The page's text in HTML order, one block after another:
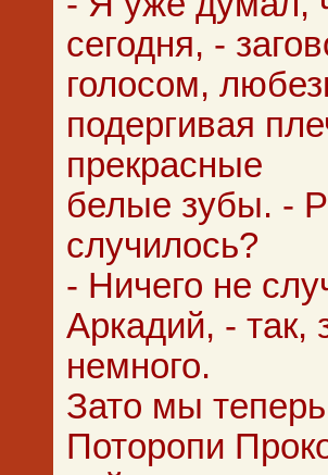
сегодня, -
голосом,
подергивая
прекрасные
белые зубы. -
случилось?
- Ничего не
Аркадий, - так,
немного.
Зато мы
Поторопи